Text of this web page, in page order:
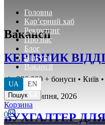
Головна
Кар’єрний хаб
Рекрутинг
Про нас
Блог
Відгуки
Вакансії
UA
EN
Пошук
Кошик
0
Вакансії
КЕРІВНИК
від ₴90 000 + бонуси • Київ
23 Липня, 2026
БУХГАЛТЕР